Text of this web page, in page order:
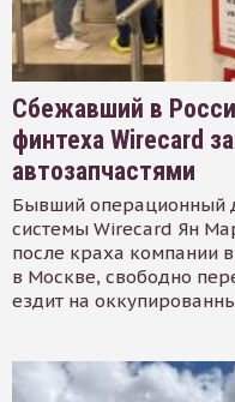
Сбежавший в
финтеха Wirecard
автозапчастями
Бывший операционный
системы Wirecard Ян
после краха компании
в Москве, свободно
ездит на